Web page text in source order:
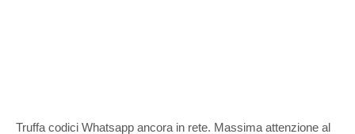
Truffa codici Whatsapp ancora in rete. Massima attenzione al